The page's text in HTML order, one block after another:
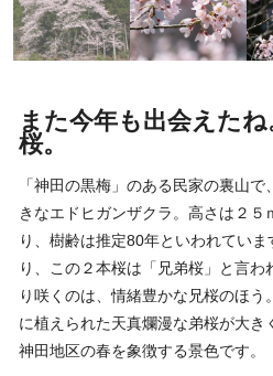
また今年も出会えた
桜。
「神田の黒梅」のある民家の裏山
きなエドヒガンザクラ。高さは２５
り、樹齢は推定80年といわれてい
り、この２本桜は「兄弟桜」と言
り咲くのは、情緒豊かな兄桜のほ
に植えられた天真爛漫な弟桜が大き
神田地区の春を象徴する景色です。